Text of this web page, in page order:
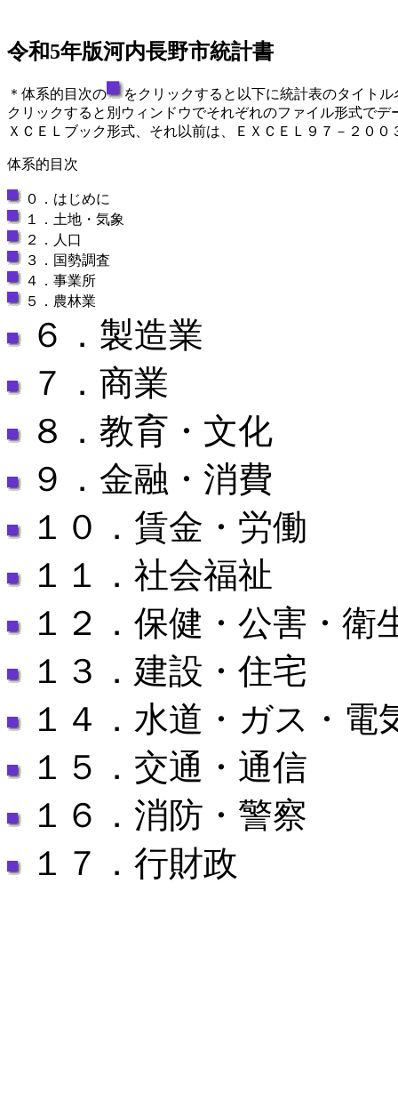
令和5年版河内長野市統計書
＊体系的目次の
をクリックすると以下に統計表のタイト
クリックすると別ウィンドウでそれぞれのファイル形式で
ＸＣＥＬブック形式、それ以前は、ＥＸＣＥＬ９７－２００
体系的目次
０．はじめに
１．土地・気象
２．人口
３．国勢調査
４．事業所
５．農林業
６．製造業
７．商業
８．教育・文化
９．金融・消費
１０．賃金・労働
１１．社会福祉
１２．保健・公害・衛
１３．建設・住宅
１４．水道・ガス・電
１５．交通・通信
１６．消防・警察
１７．行財政